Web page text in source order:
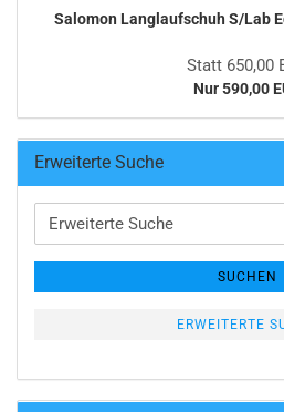
Salomon Langlaufschuh S/Lab
Statt 650,00
Nur 590,00
Erweiterte Suche
Erweiterte
Suche
SUCHEN
ERWEITERTE